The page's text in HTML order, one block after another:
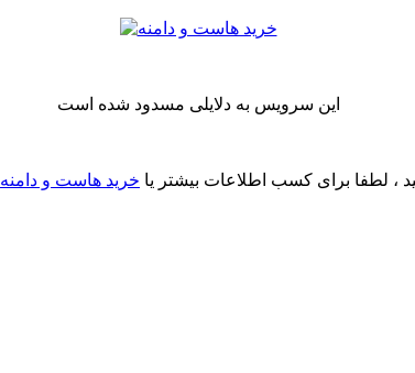
این سرویس به دلایلی مسدود شده است
، لطفا برای کسب اطلاعات بیشتر یا خرید هاست و دامنه